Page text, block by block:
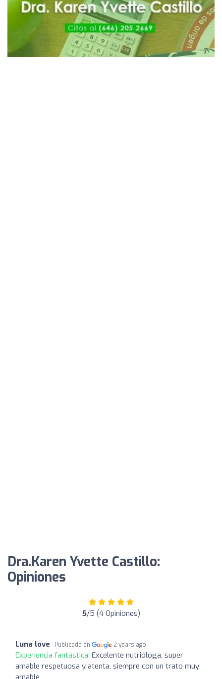
Dra.Karen Yvette Castillo:
Opiniones
5/5 (4 Opiniones)
Luna love Publicada en 2 years ago
Experiencia fantástica: Excelente nutrióloga, super
amable respetuosa y atenta, siempre con un trato muy
amable